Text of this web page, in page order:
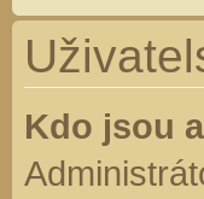
Kdo jsou